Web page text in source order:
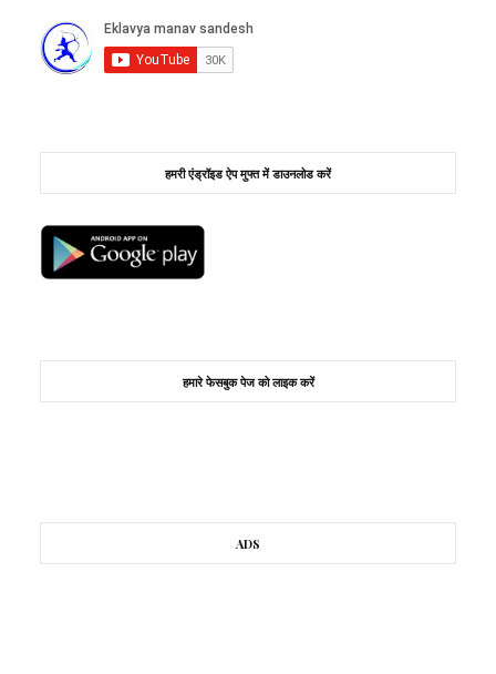
हमरी एंड्रॉइड ऐप मुफ्त में डाउनलोड करें
हमारे फेसबुक पेज को लाइक करें
ADS